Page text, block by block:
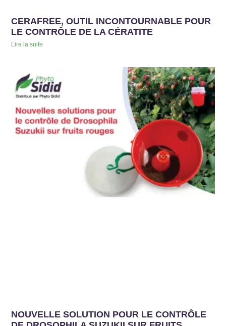
CERAFREE, OUTIL INCONTOURNABLE POUR
LE CONTRÔLE DE LA CÉRATITE
Lire la suite
NOUVELLE SOLUTION POUR LE CONTRÔLE